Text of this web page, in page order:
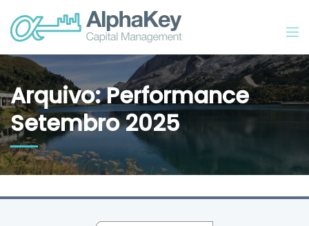
Arquivo: Performance
Setembro 2025